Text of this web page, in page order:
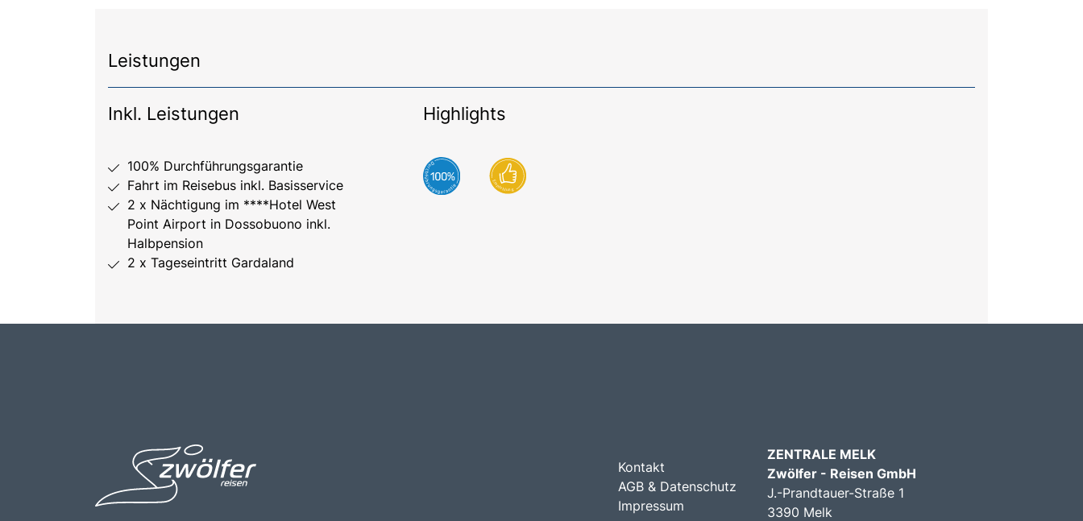
Leistungen
Inkl. Leistungen
100% Durchführungsgarantie
Fahrt im Reisebus inkl. Basisservice
2 x Nächtigung im ****Hotel West
Point Airport in Dossobuono inkl.
Halbpension
2 x Tageseintritt Gardaland
Highlights
Kontakt
AGB & Datenschutz
Impressum
ZENTRALE MELK
Zwölfer - Reisen GmbH
J.-Prandtauer-Straße 1
3390 Melk